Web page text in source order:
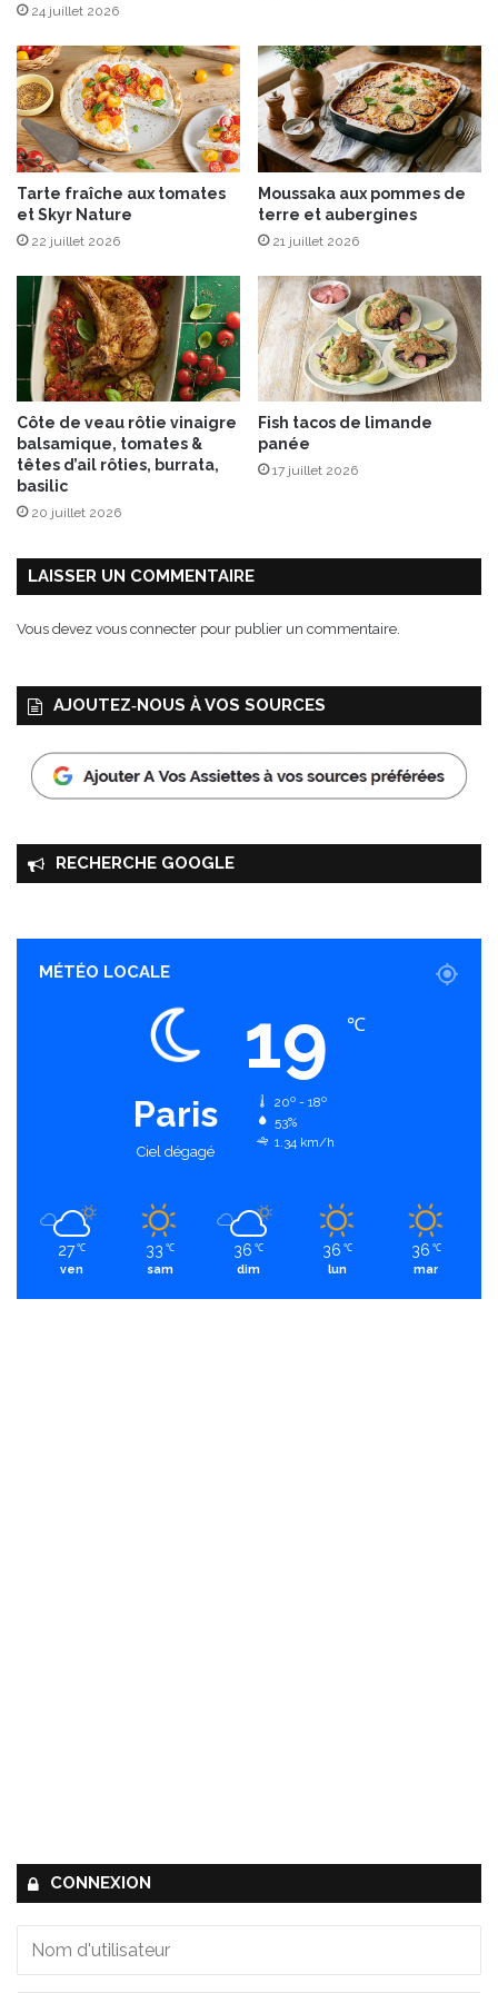
r
e
d
e
l
a
n
a
t
u
24 juillet 2026
Tarte fraîche aux tomates
et Skyr Nature
22 juillet 2026
Moussaka aux pommes de
terre et aubergines
21 juillet 2026
Côte de veau rôtie vinaigre
balsamique, tomates &
têtes d’ail rôties, burrata,
basilic
20 juillet 2026
Fish tacos de limande
panée
17 juillet 2026
LAISSER UN COMMENTAIRE
Vous devez vous connecter pour publier un commentaire.
AJOUTEZ‑NOUS À VOS SOURCES
RECHERCHE GOOGLE
MÉTÉO LOCALE
Paris
Ciel dégagé
19 ℃
20º - 18º
53%
1.34 km/h
27 ℃
ven
33 ℃
sam
36 ℃
dim
36 ℃
lun
36 ℃
mar
CONNEXION